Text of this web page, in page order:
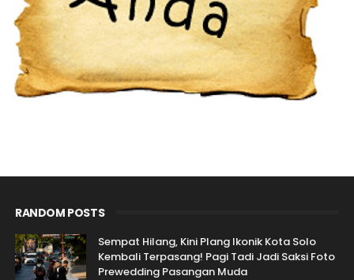
RANDOM POSTS
Sempat Hilang, Kini Plang Ikonik Kota Solo
Kembali Terpasang! Pagi Tadi Jadi Saksi Foto
Prewedding Pasangan Muda